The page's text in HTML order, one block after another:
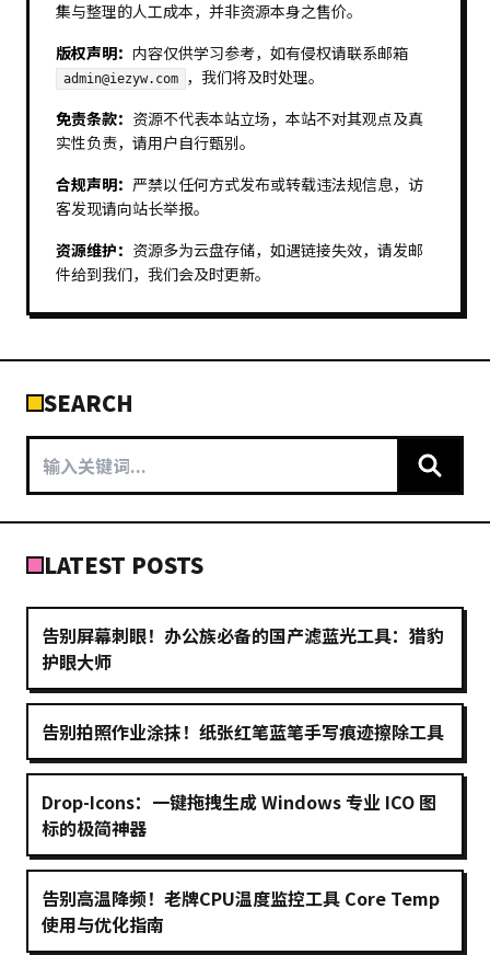
集与整理的人工成本，并非资源本身之售价。
版权声明： 内容仅供学习参考，如有侵权请联系邮箱
admin@iezyw.com
，我们将及时处理。
免责条款： 资源不代表本站立场，本站不对其观点及真
实性负责，请用户自行甄别。
合规声明： 严禁以任何方式发布或转载违法规信息，访
客发现请向站长举报。
资源维护： 资源多为云盘存储，如遇链接失效，请发邮
件给到我们，我们会及时更新。
SEARCH
LATEST POSTS
告别屏幕刺眼！办公族必备的国产滤蓝光工具：猎豹
护眼大师
告别拍照作业涂抹！纸张红笔蓝笔手写痕迹擦除工具
Drop-Icons：一键拖拽生成 Windows 专业 ICO 图
标的极简神器
告别高温降频！老牌CPU温度监控工具 Core Temp
使用与优化指南